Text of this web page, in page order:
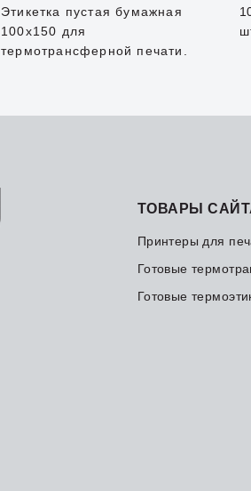
Этикетка пустая бумажная
100x150 для
термотрансферной печати.
ТОВАРЫ
Принтеры для
Готовые
Готовые